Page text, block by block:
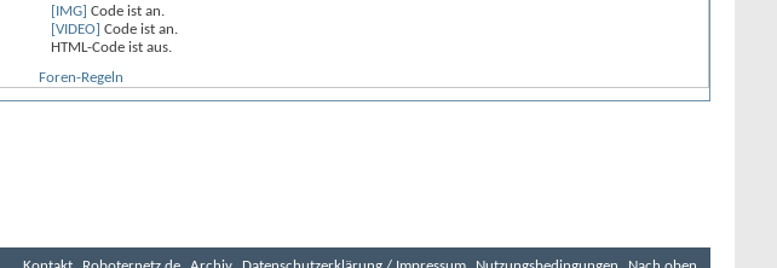
[IMG] Code ist an.
[VIDEO] Code ist an.
HTML-Code ist aus.
Foren-Regeln